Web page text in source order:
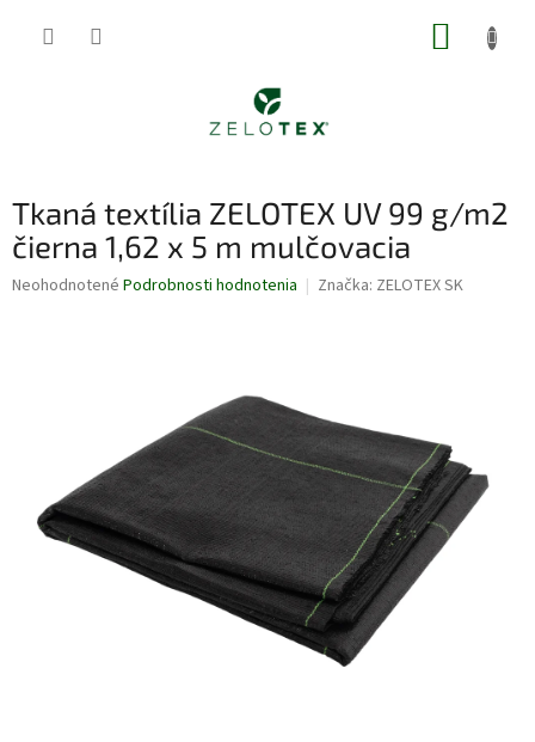
Tkaná textília ZELOTEX UV 99 g/m2
čierna 1,62 x 5 m mulčovacia
Priemerné
Neohodnotené Podrobnosti hodnotenia Značka: ZELOTEX SK